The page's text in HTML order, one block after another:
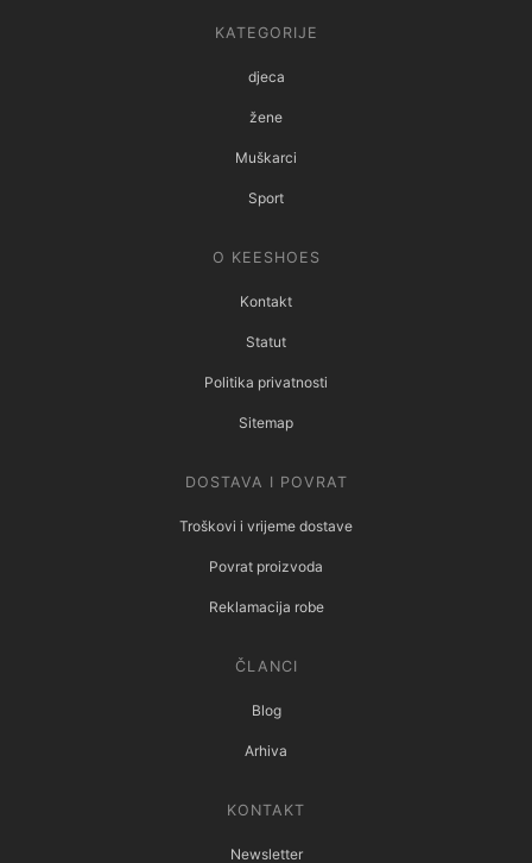
KATEGORIJE
djeca
žene
Muškarci
Sport
O KEESHOES
Kontakt
Statut
Politika privatnosti
Sitemap
DOSTAVA I POVRAT
Troškovi i vrijeme dostave
Povrat proizvoda
Reklamacija robe
ČLANCI
Blog
Arhiva
KONTAKT
Newsletter